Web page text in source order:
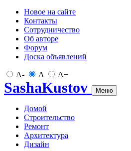
Новое на сайте
Контакты
Сотрудничество
Об авторе
Форум
Доска объявлений
A- A A+
SashaKustov Меню
Домой
Строительство
Ремонт
Архитектура
Дизайн